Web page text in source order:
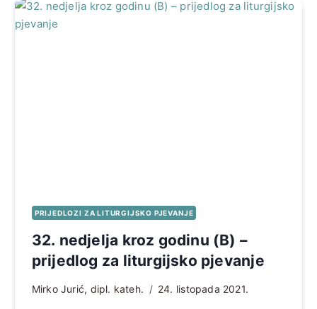
PRIJEDLOZI ZA LITURGIJSKO PJEVANJE
32. nedjelja kroz godinu (B) –
prijedlog za liturgijsko pjevanje
Mirko Jurić, dipl. kateh. 24. listopada 2021.